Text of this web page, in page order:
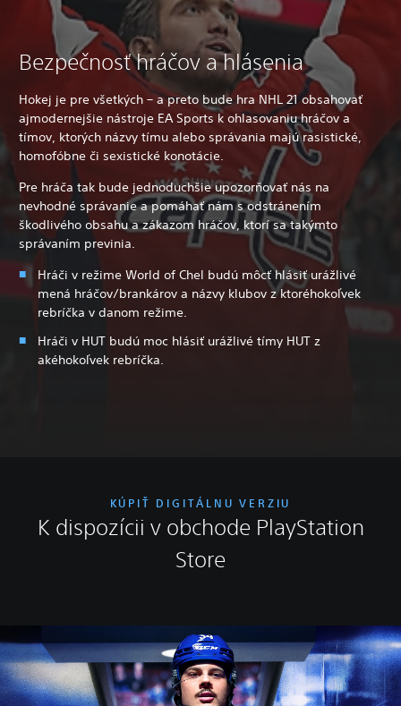
Bezpečnosť hráčov a hlásenia
Hokej je pre všetkých – a preto bude hra NHL 21 obsahovať
ajmodernejšie nástroje EA Sports k ohlasovaniu hráčov a
tímov, ktorých názvy tímu alebo správania majú rasistické,
homofóbne či sexistické konotácie.
Pre hráča tak bude jednoduchšie upozorňovať nás na
nevhodné správanie a pomáhať nám s odstránením
škodlivého obsahu a zákazom hráčov, ktorí sa takýmto
správaním previnia.
Hráči v režime World of Chel budú môcť hlásiť urážlivé
mená hráčov/brankárov a názvy klubov z ktoréhokoľvek
rebríčka v danom režime.
Hráči v HUT budú moc hlásiť urážlivé tímy HUT z
akéhokoľvek rebríčka.
KÚPIŤ DIGITÁLNU VERZIU
K dispozícii v obchode PlayStation
Store